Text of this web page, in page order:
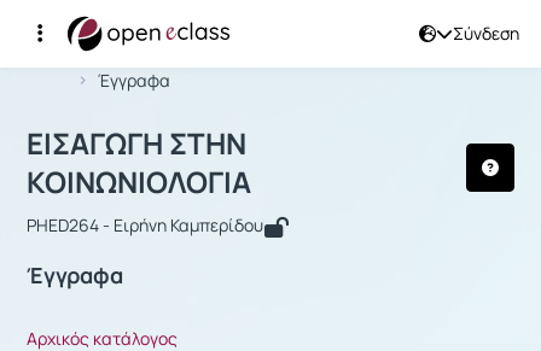
Σύνδεση
Αρχική Σελίδα
Έγγραφα
Μάθημα : ΕΙΣΑΓΩΓΗ ΣΤΗΝ
ΕΙΣΑΓΩΓΗ ΣΤΗΝ
ΚΟΙΝΩΝΙΟΛΟΓΙΑ
PHED264 - Ειρήνη Καμπερίδου
Έγγραφα
Αρχικός κατάλογος